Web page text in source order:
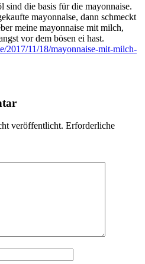
sind die basis für die mayonnaise.
mayonnaise, dann schmeckt
meine mayonnaise mit milch,
vor dem bösen ei hast.
2017/11/18/mayonnaise-mit-milch-
veröffentlicht. Erforderliche